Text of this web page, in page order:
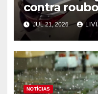
contra
JUL 21, 2026
NOTÍCIAS